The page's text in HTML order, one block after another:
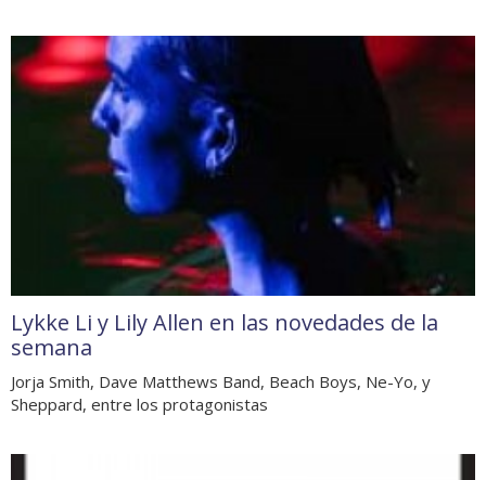
Lykke Li y Lily Allen en las novedades de la
semana
Jorja Smith, Dave Matthews Band, Beach Boys, Ne-Yo, y
Sheppard, entre los protagonistas